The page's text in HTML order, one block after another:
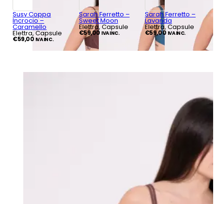
Susy Coppa
Incrocio –
Caramello
Elettra, Capsule
€59,00 IVA INC.
Sarah Ferretto –
Sweet Moon
Elettra, Capsule
€59,00 IVA INC.
Sarah Ferretto –
Lavanda
Elettra, Capsule
€59,00 IVA INC.